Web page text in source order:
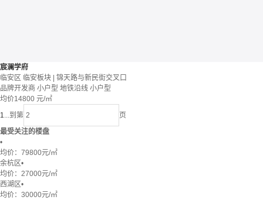
宸澜学府
临安区 临安板块 | 锦天路与新民街交叉口
品牌开发商 小户型 地铁沿线 小户型
均价14800 元/㎡
1...到第
页
最受关注的楼盘
•
均价： 79800元/㎡
余杭区•
均价： 27000元/㎡
西湖区•
均价： 30000元/㎡